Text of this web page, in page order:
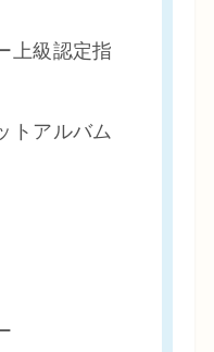
上級認定指
トアルバム